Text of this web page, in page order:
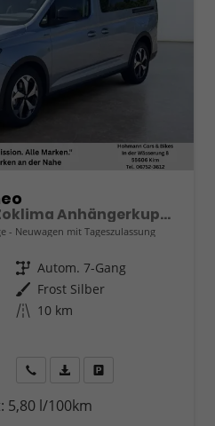
Active 2,0 7 Sitzer 2Zoklima Anhängerkupplung Panoramadach AGR Sitze Sitzheizung Einparkhilfe Kamera 17 Zoll Leichtmetall ACC
Neuwagen mit Tageszulassung
Getriebe Autom. 7-Gang
Außenfarbe Frost Silber
Kilometerstand 10 km
Wir rufen Sie anFahrzeugexposé (PDF)
5,80 l/100km